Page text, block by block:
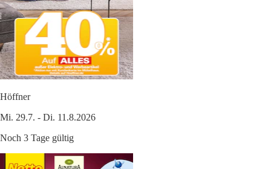
Höffner
Mi. 29.7. - Di. 11.8.2026
Noch 3 Tage gültig